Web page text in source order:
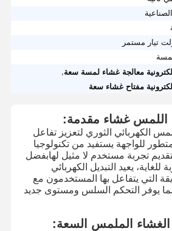
معالجة غشاء لمسة سعة
مفتاح غشاء سعة
اللمس غشاء مقدمة:
الكهربائي الثوري لتعزيز تفاعل
للواجهة يستفيد من تكنولوجيا
تجربة مستخدم لا مثيل لهابفضل
يعيد التبديل الكهربائي
التي يتفاعل بها المستخدمون مع
مما يوفر التحكم السلس ومستوى جديد
الملمس السعة: